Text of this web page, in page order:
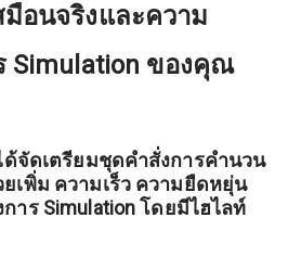
อนจริงและความ
Simulation ของคุณ
ด้จัดเตรียมชุดคำสั่งการคำนวน
เพิ่ม ความเร็ว ความยืดหยุ่น
าร Simulation โดยมีไฮไลท์